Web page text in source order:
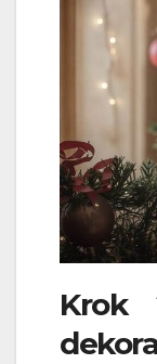
Krok